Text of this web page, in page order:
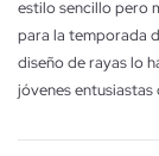
estilo sencillo pero
para la temporada
diseño de rayas lo
jóvenes